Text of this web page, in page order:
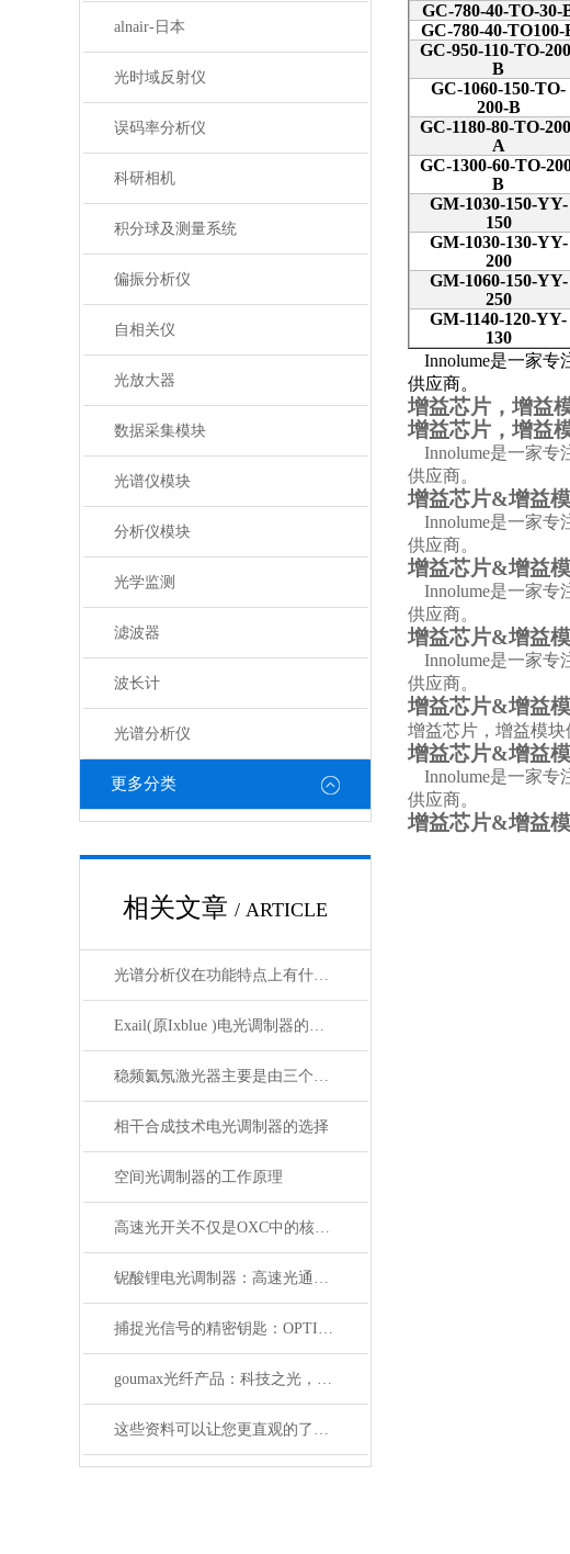
alnair-日本
光时域反射仪
误码率分析仪
科研相机
积分球及测量系统
偏振分析仪
自相关仪
光放大器
数据采集模块
光谱仪模块
分析仪模块
光学监测
滤波器
波长计
光谱分析仪
更多分类
相关文章 / ARTICLE
光谱分析仪在功能特点上有什么杰出表现？
Exail(原Ixblue )电光调制器的初次使用
稳频氦氖激光器主要是由三个部分组成
相干合成技术电光调制器的选择
空间光调制器的工作原理
高速光开关不仅是OXC中的核心器件，它还广泛应用于这些领域
铌酸锂电光调制器：高速光通信的关键技术
捕捉光信号的精密钥匙：OPTILAB光电探测器解析
goumax光纤产品：科技之光，照亮光通信未来
这些资料可以让您更直观的了解什么是电光调制器！
GC-780-40-TO-30-
GC-780-40-TO100-
GC-950-110-TO-
B
GC-1060-150-TO-
200-B
GC-1180-80-TO-
A
GC-1300-60-TO-
B
GM-1030-150-YY-
150
GM-1030-130-YY-
200
GM-1060-150-YY-
250
GM-1140-120-YY-
130
Innolume是一家专
供应商。
增益芯片，增益
增益芯片，增益
Innolume是一家专
供应商。
增益芯片&增益
Innolume是一家专
供应商。
增益芯片&增益
Innolume是一家专
供应商。
增益芯片&增益
Innolume是一家专
供应商。
增益芯片&增益
增益芯片，增益模块
增益芯片&增益
Innolume是一家专
供应商。
增益芯片&增益